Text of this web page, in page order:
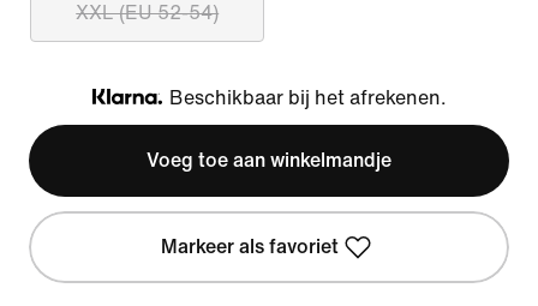
XXL (EU 52-54)
Klarna
Beschikbaar bij het afrekenen.
Voeg toe aan winkelmandje
Markeer als favoriet